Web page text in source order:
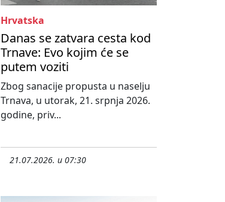
Hrvatska
Danas se zatvara cesta kod
Trnave: Evo kojim će se
putem voziti
Zbog sanacije propusta u naselju
Trnava, u utorak, 21. srpnja 2026.
godine, priv...
21.07.2026. u 07:30